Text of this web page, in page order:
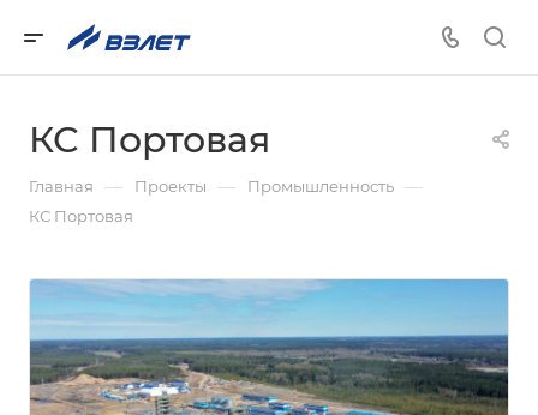
КС Портовая
Главная — Проекты — Промышленность —
КС Портовая